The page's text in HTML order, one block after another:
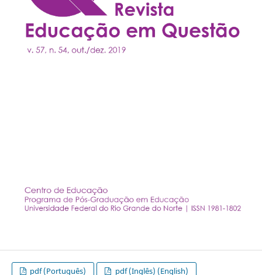
pdf (Português) pdf (Inglês) (English)